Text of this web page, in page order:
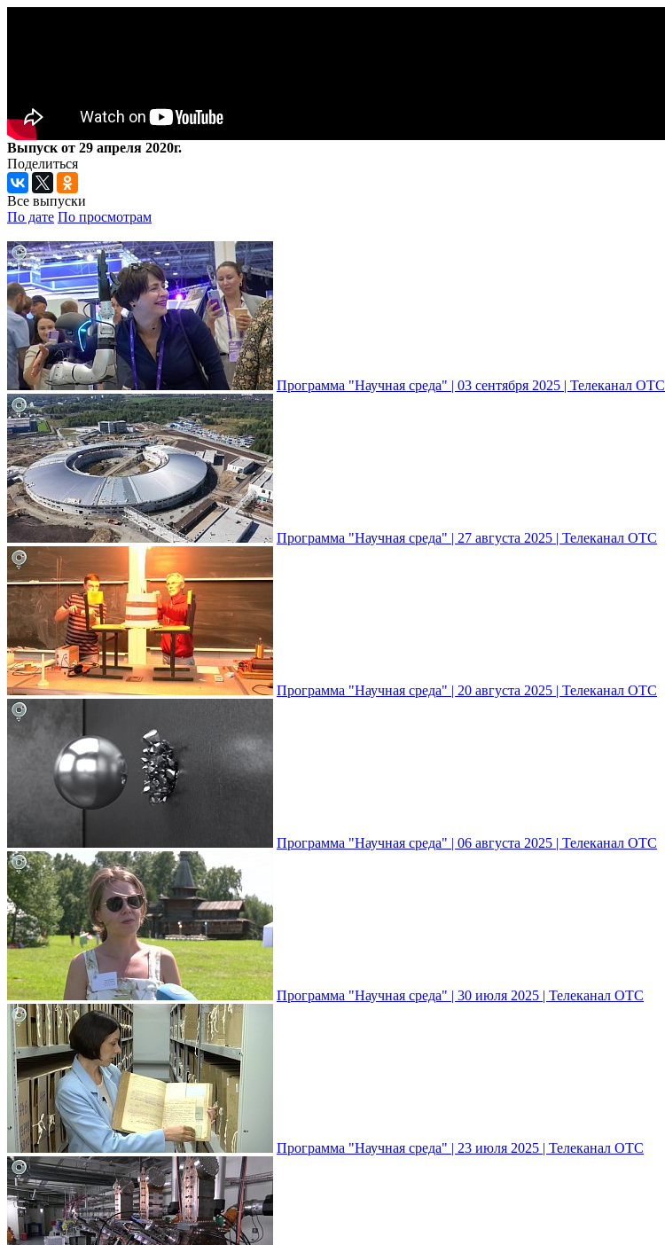
Выпуск от 29 апреля 2020г.
Поделиться
Все выпуски
По дате По просмотрам
Программа "Научная среда" | 03 сентября 2025 | Телеканал ОТС
Программа "Научная среда" | 27 августа 2025 | Телеканал ОТС
Программа "Научная среда" | 20 августа 2025 | Телеканал ОТС
Программа "Научная среда" | 06 августа 2025 | Телеканал ОТС
Программа "Научная среда" | 30 июля 2025 | Телеканал ОТС
Программа "Научная среда" | 23 июля 2025 | Телеканал ОТС